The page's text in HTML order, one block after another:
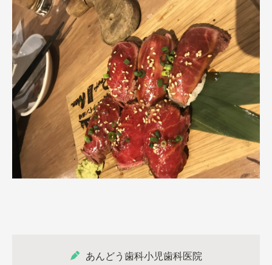
あんどう歯科小児歯科医院